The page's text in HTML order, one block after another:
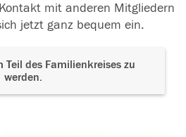
mit anderen Mitgliedern
jetzt ganz bequem ein.
Teil des Familienkreises zu
werden.